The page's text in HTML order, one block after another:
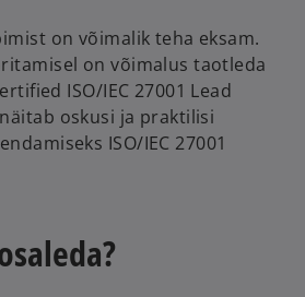
on võimalik teha eksam.
on võimalus taotleda
ISO/IEC 27001 Lead
oskusi ja praktilisi
ISO/IEC 27001